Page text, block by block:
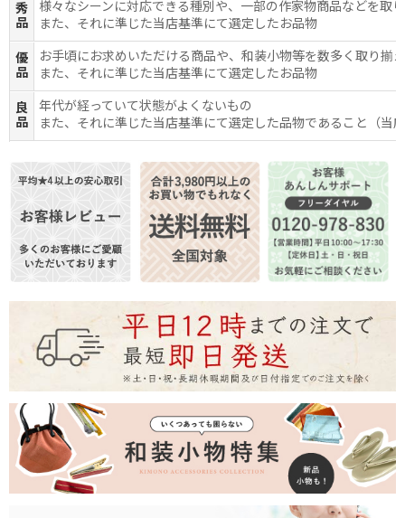
秀
品
様々なシーンに対応できる種別や、一部の作家物商品などを取
また、それに準じた当店基準にて選定したお品物
優
品
お手頃にお求めいただける商品や、和装小物等を数多く取り揃
また、それに準じた当店基準にて選定したお品物
良
品
年代が経っていて状態がよくないもの
また、それに準じた当店基準にて選定した品物であること（当